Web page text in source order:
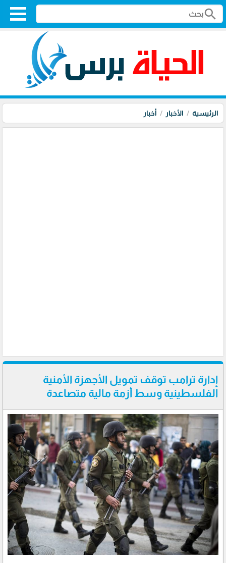
search
الرئيسية الأخبار أخبار
إدارة ترامب توقف تمويل الأجهزة الأمنية
الفلسطينية وسط أزمة مالية متصاعدة